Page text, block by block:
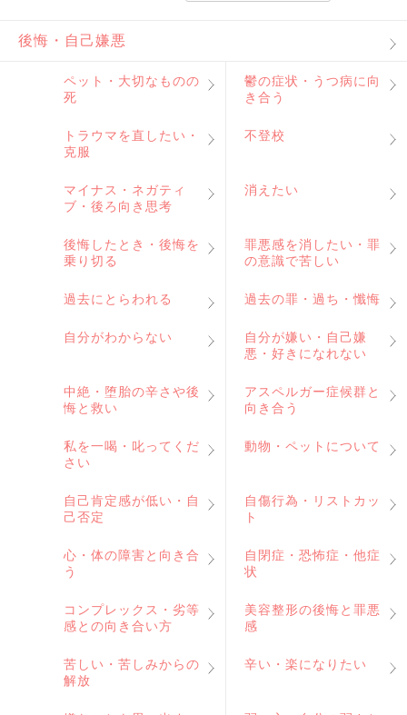
後悔・自己嫌悪
ペット・大切なものの
死
鬱の症状・うつ病に向
き合う
トラウマを直したい・
克服
不登校
マイナス・ネガティ
ブ・後ろ向き思考
消えたい
後悔したとき・後悔を
乗り切る
罪悪感を消したい・罪
の意識で苦しい
過去にとらわれる 過去の罪・過ち・懺悔
自分がわからない
自分が嫌い・自己嫌
悪・好きになれない
中絶・堕胎の辛さや後
悔と救い
アスペルガー症候群と
向き合う
私を一喝・叱ってくだ
さい
動物・ペットについて
自己肯定感が低い・自
己否定
自傷行為・リストカッ
ト
心・体の障害と向き合
う
自閉症・恐怖症・他症
状
コンプレックス・劣等
感との向き合い方
美容整形の後悔と罪悪
感
苦しい・苦しみからの
解放
辛い・楽になりたい